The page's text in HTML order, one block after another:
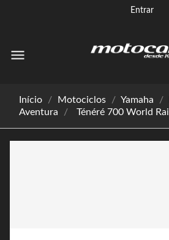
Entrar
menu
Início Motociclos Yamaha
Aventura
Ténéré 700 World